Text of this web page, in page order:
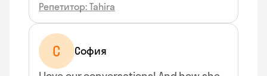
Репетитор: Tahira
С
София